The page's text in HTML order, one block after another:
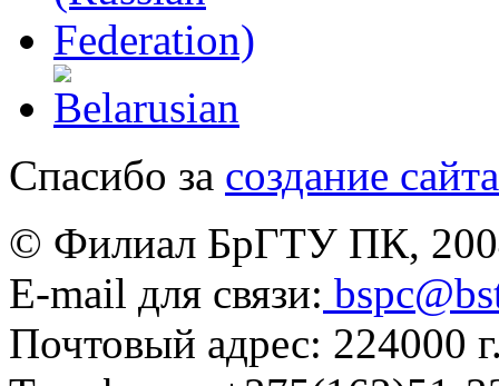
Спасибо за создание сайта
© Филиал БрГТУ ПК,
E-mail для связи:
Почтовый адрес: 224000